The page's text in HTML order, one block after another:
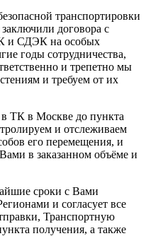
транспортировки
договора с
и СДЭК на особых
годы сотрудничества,
и трепетно мы
и требуем от их
в ТК в Москве до пункта
и отслеживаем
его перемещения, и
в заказанном объёме и
сроки с Вами
и согласует все
Транспортную
получения, а также